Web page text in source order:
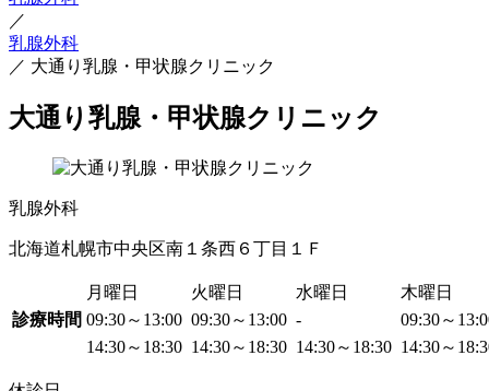
／
乳腺外科
／ 大通り乳腺・甲状腺クリニック
大通り乳腺・甲状腺クリニック
乳腺外科
北海道札幌市中央区南１条西６丁目１Ｆ
月曜日 火曜日 水曜日 木曜日
診療時間 09:30～13:00 09:30～13:00 - 09:30～
14:30～18:30 14:30～18:30 14:30～18:30 14:30～